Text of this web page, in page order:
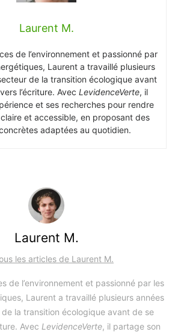
Laurent M.
de l’environnement et passionné par
Laurent a travaillé plusieurs
de la transition écologique avant
l’écriture. Avec LevidenceVerte, il
et ses recherches pour rendre
claire et accessible, en proposant des
adaptées au quotidien.
Laurent M.
les articles de Laurent M.
de l’environnement et passionné par les
Laurent a travaillé plusieurs années
la transition écologique avant de se
Avec LevidenceVerte, il partage son